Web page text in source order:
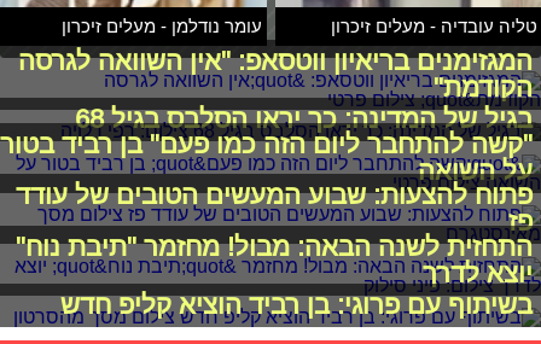
טליה עובדיה - מעלים זיכרון עומר נודלמן - מעלים זיכרון
המגזימנים בריאיון ווטסאפ: "אין השוואה לגרסה
הקודמת"
בגיל של המדינה: כך יראו הסלבס בגיל 68
"קשה להתחבר ליום הזה כמו פעם" בן רביד בטור
על השואה
פתוח להצעות: שבוע המעשים הטובים של עודד
פז
התחזית לשנה הבאה: מבול! מחזמר "תיבת נוח"
יוצא לדרך
בשיתוף עם פרוגי: בן רביד הוציא קליפ חדש